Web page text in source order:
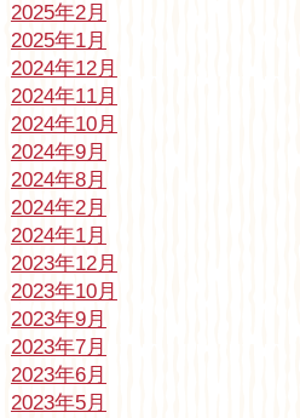
2025年2月
2025年1月
2024年12月
2024年11月
2024年10月
2024年9月
2024年8月
2024年2月
2024年1月
2023年12月
2023年10月
2023年9月
2023年7月
2023年6月
2023年5月